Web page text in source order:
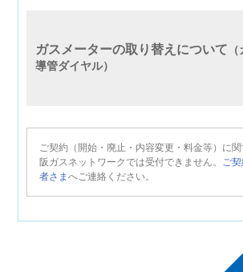
ガスメーターの取り替えについて
導管ダイヤル）
ご契約（開始・廃止・内容変更・料金等）に
阪ガスネットワークでは受付できません。
ご
者さまへご連絡ください。